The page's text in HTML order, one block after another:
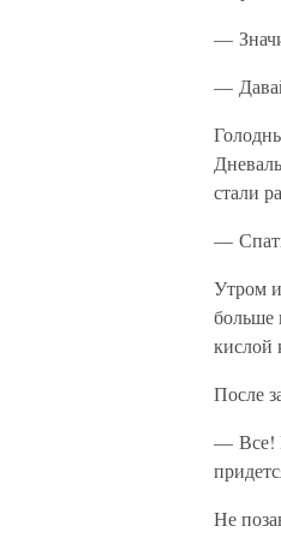
—
—
стали
—
Утром
больше
кислой
После
— Все!
Не